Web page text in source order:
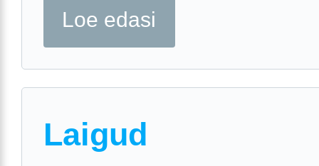
Loe edasi
Laigud